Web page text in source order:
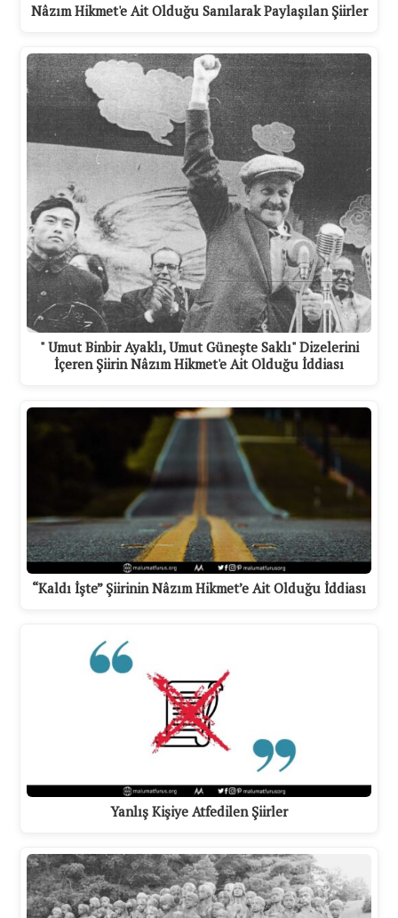
Nâzım Hikmet'e Ait Olduğu Sanılarak Paylaşılan Şiirler
" Umut Binbir Ayaklı, Umut Güneşte Saklı" Dizelerini
İçeren Şiirin Nâzım Hikmet'e Ait Olduğu İddiası
“Kaldı İşte” Şiirinin Nâzım Hikmet’e Ait Olduğu İddiası
Yanlış Kişiye Atfedilen Şiirler